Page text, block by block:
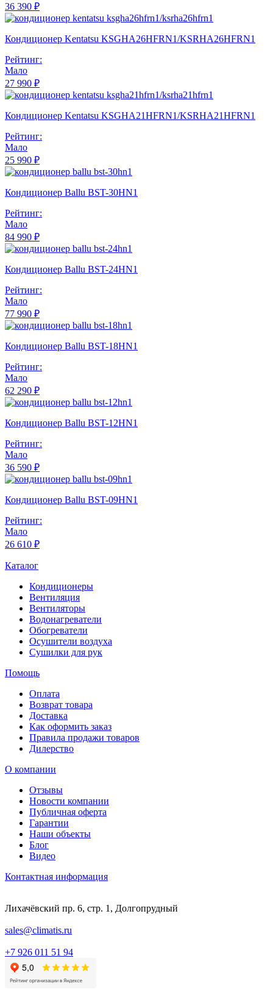
36 390 ₽
Кондиционер Kentatsu KSGHA26HFRN1/KSRHA26HFRN1
Рейтинг:
Мало
27 990 ₽
Кондиционер Kentatsu KSGHA21HFRN1/KSRHA21HFRN1
Рейтинг:
Мало
25 990 ₽
Кондиционер Ballu BST-30HN1
Рейтинг:
Мало
84 990 ₽
Кондиционер Ballu BST-24HN1
Рейтинг:
Мало
77 990 ₽
Кондиционер Ballu BST-18HN1
Рейтинг:
Мало
62 290 ₽
Кондиционер Ballu BST-12HN1
Рейтинг:
Мало
36 590 ₽
Кондиционер Ballu BST-09HN1
Рейтинг:
Мало
26 610 ₽
Каталог
Кондиционеры
Вентиляция
Вентиляторы
Водонагреватели
Обогреватели
Осушители воздуха
Сушилки для рук
Помощь
Оплата
Возврат товара
Доставка
Как оформить заказ
Правила продажи товаров
Дилерство
О компании
Отзывы
Новости компании
Публичная оферта
Гарантии
Наши объекты
Блог
Видео
Контактная информация
Лихачёвский пр. 6, стр. 1, Долгопрудный
sales@climatis.ru
+7 926 011 51 94